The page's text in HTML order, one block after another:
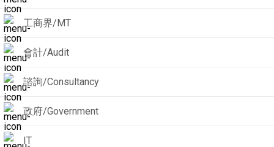
工商界/MT
會計/Audit
諮詢/Consultancy
政府/Government
IT